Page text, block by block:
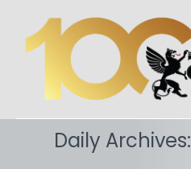
Daily Archives: